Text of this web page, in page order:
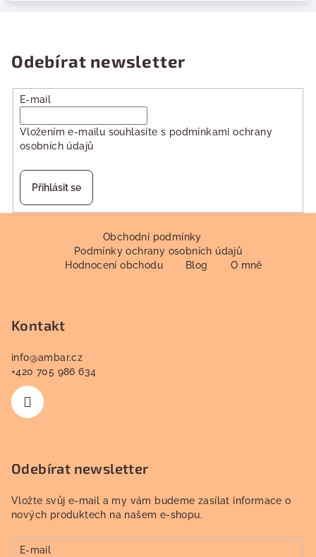
Odebírat newsletter
E-mail
Vložením e-mailu souhlasíte s podmínkami ochrany
osobních údajů
Přihlásit se
Obchodní podmínky
Podmínky ochrany osobních údajů
Hodnocení obchodu
Blog O mně
Kontakt
info@ambar.cz
+420 705 986 634
Odebírat newsletter
Vložte svůj e-mail a my vám budeme zasílat informace o
nových produktech na našem e-shopu.
E-mail